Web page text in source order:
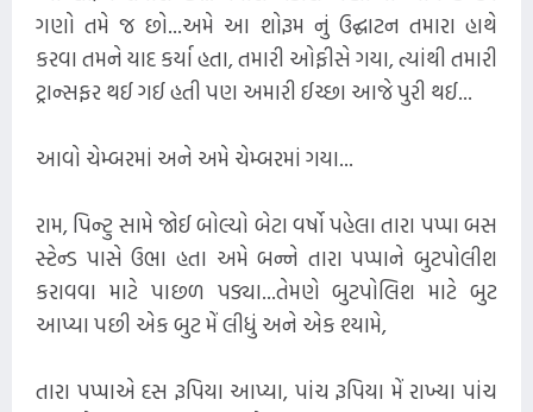
ગણો તમે જ છો...અમે આ શોરૂમ નું ઉદ્ઘાટન તમારા હાથે
કરવા તમને યાદ કર્યા હતા, તમારી ઓફીસે ગયા, ત્યાંથી તમારી
ટ્રાન્સફર થઈ ગઈ હતી પણ અમારી ઈચ્છા આજે પુરી થઈ...
આવો ચેમ્બરમાં અને અમે ચેમ્બરમાં ગયા...
રામ, પિન્ટુ સામે જોઈ બોલ્યો બેટા વર્ષો પહેલા તારા પપ્પા બસ
સ્ટેન્ડ પાસે ઉભા હતા અમે બન્ને તારા પપ્પાને બુટપોલીશ
કરાવવા માટે પાછળ પડ્યા...તેમણે બુટપોલિશ માટે બુટ
આપ્યા પછી એક બુટ મેં લીધું અને એક શ્યામે,
તારા પપ્પાએ દસ રૂપિયા આપ્યા, પાંચ રૂપિયા મેં રાખ્યા પાંચ